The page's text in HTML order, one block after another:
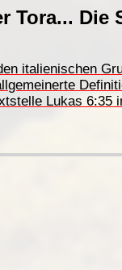
Tora...
italienischen
Lukas 6:35